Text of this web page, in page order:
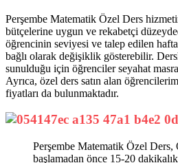
Perşembe Matematik Özel Ders
bütçelerine uygun ve rekabetçi
öğrencinin seviyesi ve talep edilen
bağlı olarak değişiklik gösterebilir.
sunulduğu için öğrenciler seyahat
Ayrıca, özel ders satın alan
fiyatları da bulunmaktadır.
Perşembe Matematik Özel Ders,
başlamadan önce 15-20